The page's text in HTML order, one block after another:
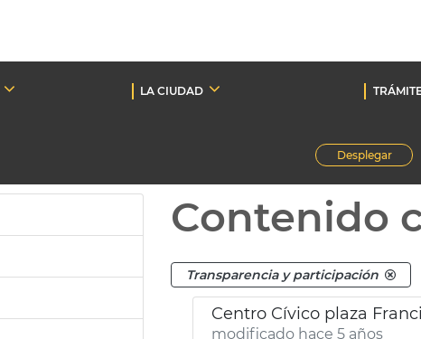
LA CIUDAD
Desplegar
Contenido
Transparencia y participación
Centro Cívico plaza
modificado hace 5 años